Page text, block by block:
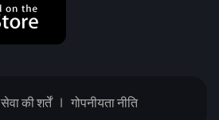
सेवा की शर्तें गोपनीयता नीति